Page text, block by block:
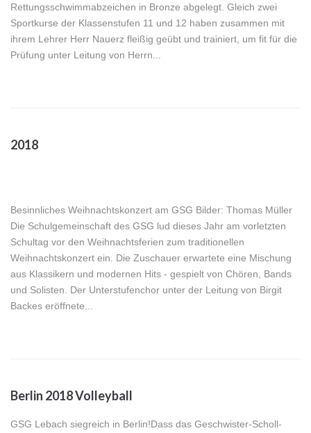
Rettungsschwimmabzeichen in Bronze abgelegt. Gleich zwei
Sportkurse der Klassenstufen 11 und 12 haben zusammen mit
ihrem Lehrer Herr Nauerz fleißig geübt und trainiert, um fit für die
Prüfung unter Leitung von Herrn...
2018
Besinnliches Weihnachtskonzert am GSG Bilder: Thomas Müller
Die Schulgemeinschaft des GSG lud dieses Jahr am vorletzten
Schultag vor den Weihnachtsferien zum traditionellen
Weihnachtskonzert ein. Die Zuschauer erwartete eine Mischung
aus Klassikern und modernen Hits - gespielt von Chören, Bands
und Solisten. Der Unterstufenchor unter der Leitung von Birgit
Backes eröffnete...
Berlin 2018 Volleyball
GSG Lebach siegreich in Berlin!Dass das Geschwister-Scholl-